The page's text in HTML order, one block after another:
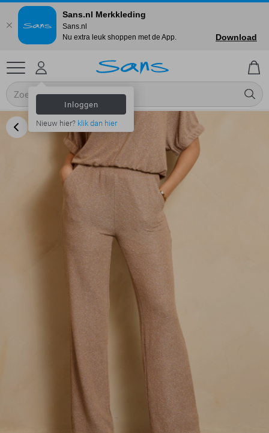
Inloggen
Nieuw hier? klik dan hier
Sans.nl Merkkleding
Sans.nl
Nu extra leuk shoppen met de App.
Download